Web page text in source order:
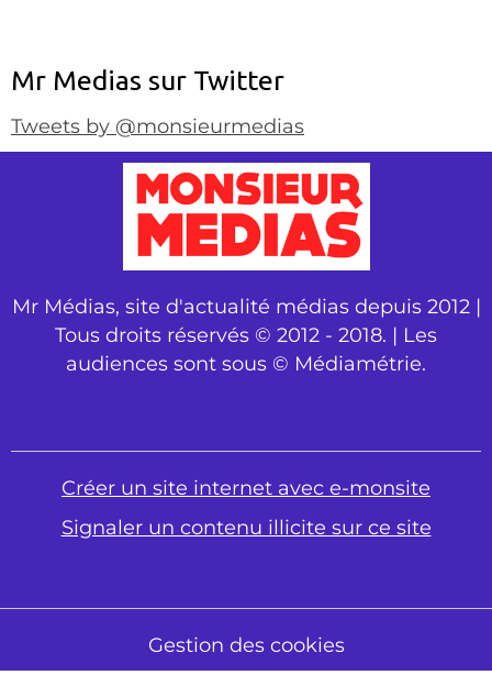
Mr Medias sur Twitter
Tweets by @monsieurmedias
Mr Médias, site d'actualité médias depuis 2012 |
Tous droits réservés © 2012 - 2018. | Les
audiences sont sous © Médiamétrie.
Créer un site internet avec e-monsite
Signaler un contenu illicite sur ce site
Gestion des cookies